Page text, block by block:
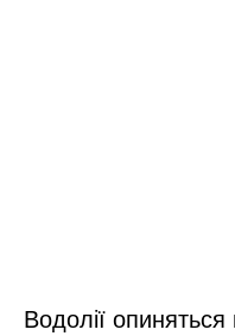
Водолії опиняться